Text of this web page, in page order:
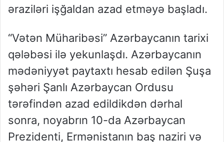
əraziləri işğaldan azad etməyə başladı.
“Vətən Müharibəsi” Azərbaycanın tarixi
qələbəsi ilə yekunlaşdı. Azərbaycanın
mədəniyyət paytaxtı hesab edilən Şuşa
şəhəri Şanlı Azərbaycan Ordusu
tərəfindən azad edildikdən dərhal
sonra, noyabrın 10-da Azərbaycan
Prezidenti, Ermənistanın baş naziri və